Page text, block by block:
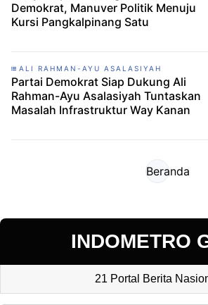
Demokrat, Manuver Politik Menuju
Kursi Pangkalpinang Satu
ALI RAHMAN-AYU ASALASIYAH
Partai Demokrat Siap Dukung Ali
Rahman-Ayu Asalasiyah Tuntaskan
Masalah Infrastruktur Way Kanan
Beranda
INDOMETRO
21 Portal Berita